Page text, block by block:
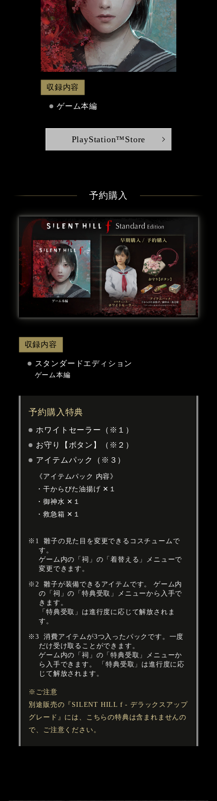
収録内容
ゲーム本編
PlayStation™Store
予約購入
収録内容
スタンダードエディション
ゲーム本編
予約購入特典
ホワイトセーラー（※１）
お守り【ボタン】（※２）
アイテムパック（※３）
《アイテムパック 内容》
干からびた油揚げ ✕１
御神水 ✕１
救急箱 ✕１
雛子の見た目を変更できるコスチュームで
す。
ゲーム内の「祠」の「着替える」メニューで
変更できます。
雛子が装備できるアイテムです。 ゲーム内
の「祠」の「特典受取」メニューから入手で
きます。
「特典受取」は進行度に応じて解放されま
す。
消費アイテムが3つ入ったパックです。一度
だけ受け取ることができます。
ゲーム内の「祠」の「特典受取」メニューか
ら入手できます。 「特典受取」は進行度に応
じて解放されます。
※ご注意
別途販売の『SILENT HILL f - デラックスアップ
グレード』には、こちらの特典は含まれませんの
で、ご注意ください。